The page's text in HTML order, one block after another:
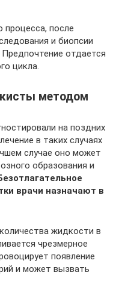
процесса, после
и биопсии
отдается
цикла.
методом
на поздних
в таких случаях
случае оно может
образования и
врачи назначают в
жидкости в
чрезмерное
появление
и может вызвать